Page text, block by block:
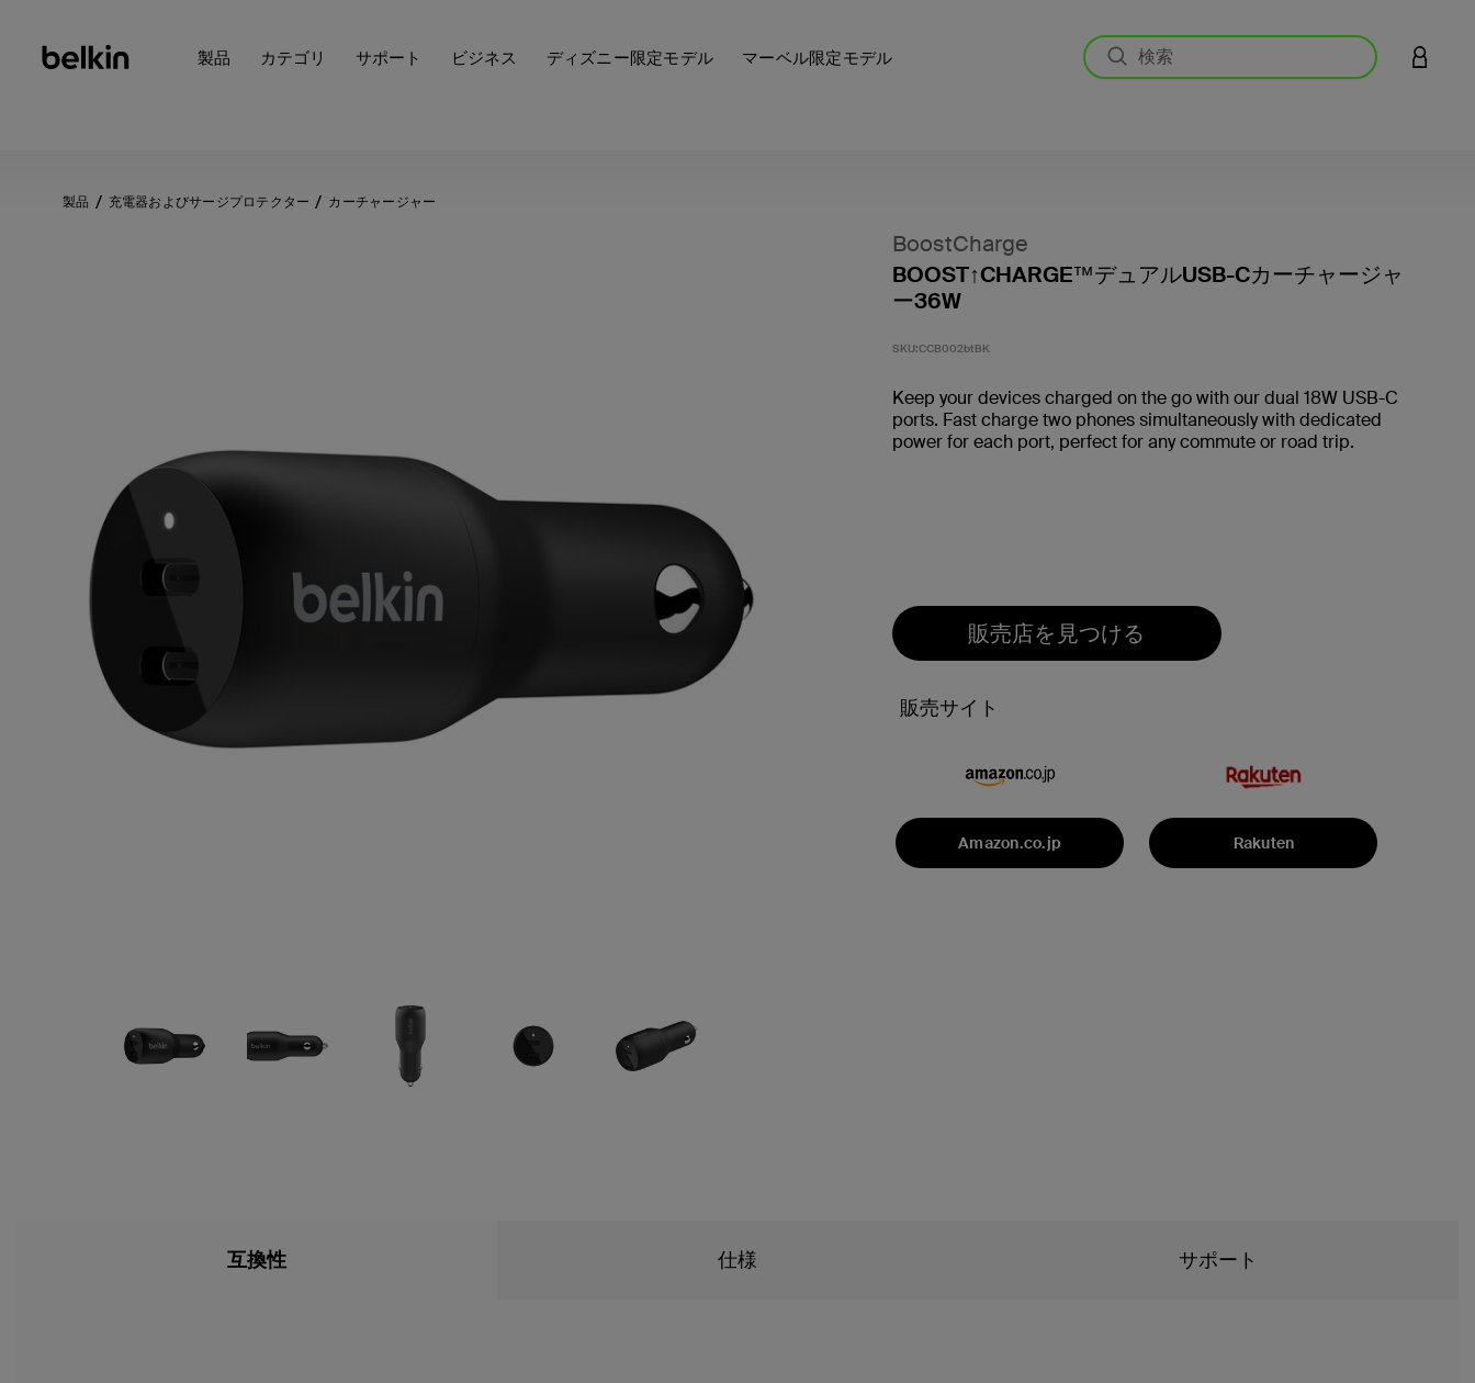
製品 カテゴリ サポート ビジネス ディズニー限定モデル マーベル限定モデル アカウ
製品 充電器およびサージプロテクター カーチャージャー
BoostCharge
BOOST↑CHARGE™デュアルUSB-Cカーチャージャ
ー36W
SKU:CCB002btBK
Keep your devices charged on the go with our dual 18W USB-C
ports. Fast charge two phones simultaneously with dedicated
power for each port, perfect for any commute or road trip.
販売店を見つける
販売サイト
Amazon.co.jp Rakuten
互換性 仕様 サポート